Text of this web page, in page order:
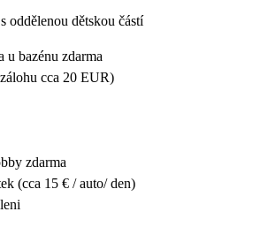
oddělenou dětskou částí
u bazénu zdarma
cca 20 EUR)
zdarma
(cca 15 € / auto/ den)